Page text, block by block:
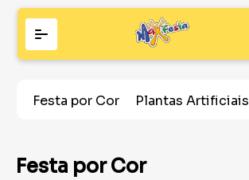
Festa por Cor Plantas Artificiais
Festa por Cor